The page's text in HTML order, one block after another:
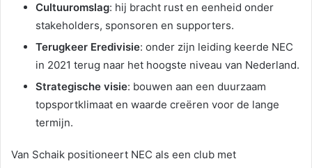
Cultuuromslag: hij bracht rust en eenheid onder
stakeholders, sponsoren en supporters.
Terugkeer Eredivisie: onder zijn leiding keerde NEC
in 2021 terug naar het hoogste niveau van Nederland.
Strategische visie: bouwen aan een duurzaam
topsportklimaat en waarde creëren voor de lange
termijn.
Van Schaik positioneert NEC als een club met